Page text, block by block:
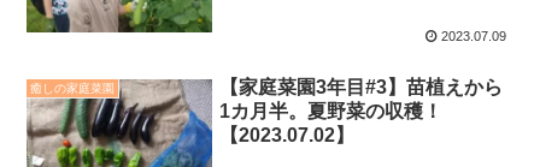
2023.07.09
癒しの家庭菜園
【家庭菜園3年目#3】苗植えから
1カ月半。夏野菜の収穫！
【2023.07.02】